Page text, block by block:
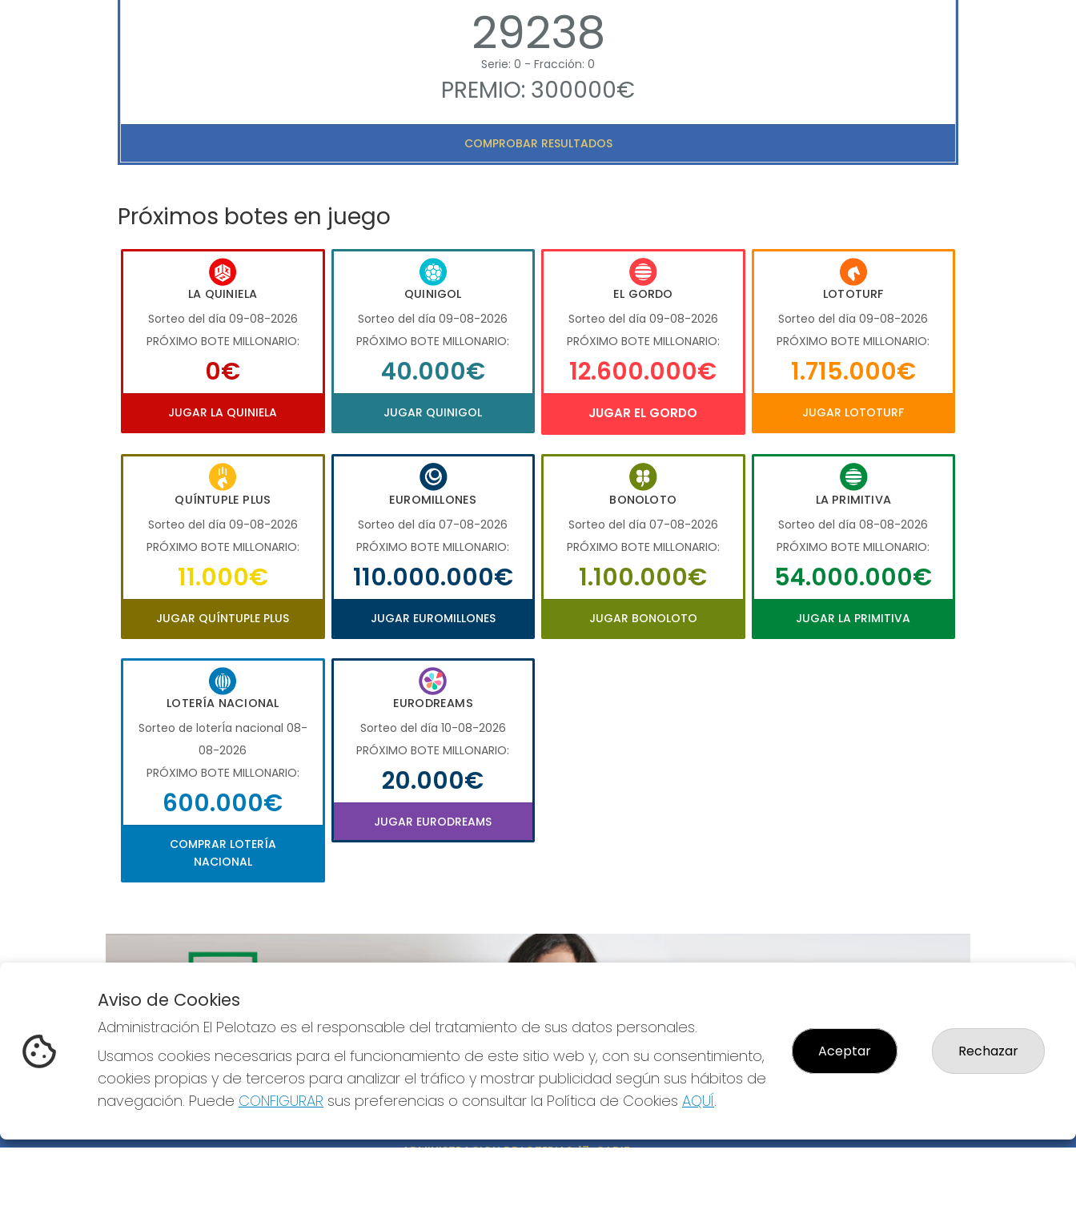
29238
Serie: 0 - Fracción: 0
PREMIO: 300000€
COMPROBAR RESULTADOS
Próximos botes en juego
LA QUINIELA
Sorteo del día 09-08-2026
PRÓXIMO BOTE MILLONARIO:
0€
JUGAR LA QUINIELA
QUINIGOL
Sorteo del día 09-08-2026
PRÓXIMO BOTE MILLONARIO:
40.000€
JUGAR QUINIGOL
EL GORDO
Sorteo del día 09-08-2026
PRÓXIMO BOTE MILLONARIO:
12.600.000€
JUGAR EL GORDO
LOTOTURF
Sorteo del día 09-08-2026
PRÓXIMO BOTE MILLONARIO:
1.715.000€
JUGAR LOTOTURF
QUÍNTUPLE PLUS
Sorteo del día 09-08-2026
PRÓXIMO BOTE MILLONARIO:
11.000€
JUGAR QUÍNTUPLE PLUS
EUROMILLONES
Sorteo del día 07-08-2026
PRÓXIMO BOTE MILLONARIO:
110.000.000€
JUGAR EUROMILLONES
BONOLOTO
Sorteo del día 07-08-2026
PRÓXIMO BOTE MILLONARIO:
1.100.000€
JUGAR BONOLOTO
LA PRIMITIVA
Sorteo del día 08-08-2026
PRÓXIMO BOTE MILLONARIO:
54.000.000€
JUGAR LA PRIMITIVA
LOTERÍA NACIONAL
Sorteo de loterÍa nacional 08-
08-2026
PRÓXIMO BOTE MILLONARIO:
600.000€
COMPRAR LOTERÍA
NACIONAL
EURODREAMS
Sorteo del día 10-08-2026
PRÓXIMO BOTE MILLONARIO:
20.000€
JUGAR EURODREAMS
Imagen anterior Imagen siguiente
ADMINISTRACION DE LOTERIAS: 17-CADIZ -
Aviso de Cookies
Administración El Pelotazo es el responsable del tratamiento de sus datos personales.
Usamos cookies necesarias para el funcionamiento de este sitio web y, con su consentimiento,
cookies propias y de terceros para analizar el tráfico y mostrar publicidad según sus hábitos de
navegación. Puede CONFIGURAR sus preferencias o consultar la Política de Cookies AQUÍ.
Aceptar Rechazar